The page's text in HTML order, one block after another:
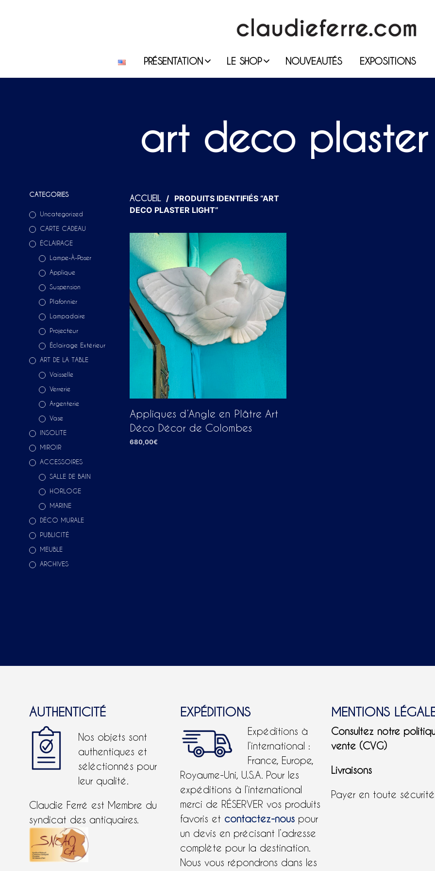
PRÉSENTATION LE SHOP NOUVEAUTÉS EXPOSITIONS
art deco
CATEGORIES
Uncategorized
CARTE CADEAU
ÉCLAIRAGE
Lampe-À-Poser
Applique
Suspension
Plafonnier
Lampadaire
Projecteur
Éclairage Extérieur
ART DE LA TABLE
Vaisselle
Verrerie
Argenterie
Vase
INSOLITE
MIROIR
ACCESSOIRES
SALLE DE BAIN
HORLOGE
MARINE
DÉCO MURALE
PUBLICITÉ
MEUBLE
ARCHIVES
ACCUEIL / PRODUITS IDENTIFIÉS “ART
DECO PLASTER LIGHT”
Appliques d’Angle en Plâtre Art
Déco Décor de Colombes
680,00€
AUTHENTICITÉ
Nos objets sont
authentiques et
séléctionnés pour
leur qualité.
Claudie Ferré est Membre du
syndicat des antiquaires.
EXPÉDITIONS
Expéditions à
l’international :
France, Europe,
Royaume-Uni, U.S.A. Pour les
expéditions à l’international
merci de RÉSERVER vos produits
favoris et contactez-nous pour
un devis en précisant l’adresse
complète pour la destination.
Nous vous répondrons dans les
MENTIONS
Consultez notre
vente (CVG)
Livraisons
Payer en toute